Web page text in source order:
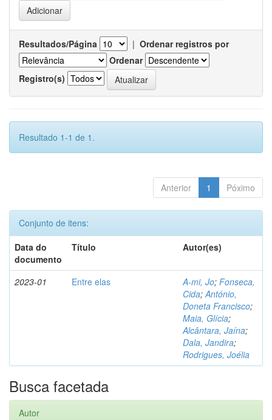
Resultados/Página | Ordenar registros por
Ordenar
Registro(s)
Resultado 1-1 de 1.
Anterior 1 Póximo
Conjunto de itens:
Data do
documento
Título Autor(es)
2023-01 Entre elas A-mi, Jo; Fonseca,
Cida;António,
Doneta Francisco;
Maia, Glícia;
Alcântara, Jaína;
Dala, Jandira;
Rodrigues, Joélia
Busca facetada
Autor